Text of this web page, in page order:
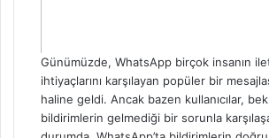
Günümüzde, WhatsApp birçok insanın
ihtiyaçlarını karşılayan popüler bir
haline geldi. Ancak bazen kullanıcılar,
bildirimlerin gelmediği bir sorunla